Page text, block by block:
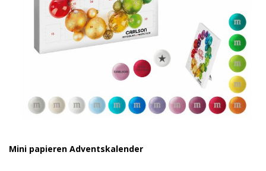
Mini papieren Adventskalender